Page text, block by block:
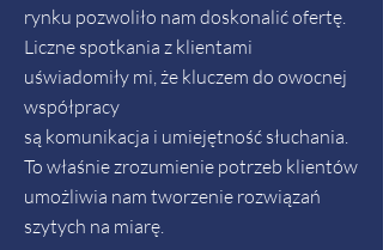
rynku pozwoliło nam doskonalić ofertę.
Liczne spotkania z klientami
uświadomiły mi, że kluczem do owocnej
współpracy
są komunikacja i umiejętność słuchania.
To właśnie zrozumienie potrzeb klientów
umożliwia nam tworzenie rozwiązań
szytych na miarę.